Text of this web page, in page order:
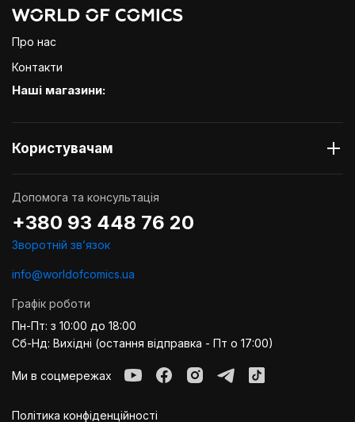
Про нас
Контакти
Наші магазини:
Користувачам
Допомога та консультація
+380 93 448 76 20
Зворотній звʼязок
info@worldofcomics.ua
Графік роботи
Пн-Пт: з 10:00 до 18:00
Сб-Нд: Вихідні (остання відправка - Пт о 17:00)
Ми в соцмережах
Політика конфіденційності